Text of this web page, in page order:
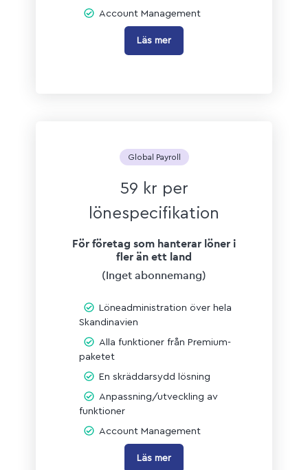
Account Management
Läs mer
Global Payroll
59 kr per
lönespecifikation
För företag som hanterar löner i
fler än ett land
(Inget abonnemang)
Löneadministration över hela
Skandinavien
Alla funktioner från Premium-
paketet
En skräddarsydd lösning
Anpassning/utveckling av
funktioner
Account Management
Läs mer